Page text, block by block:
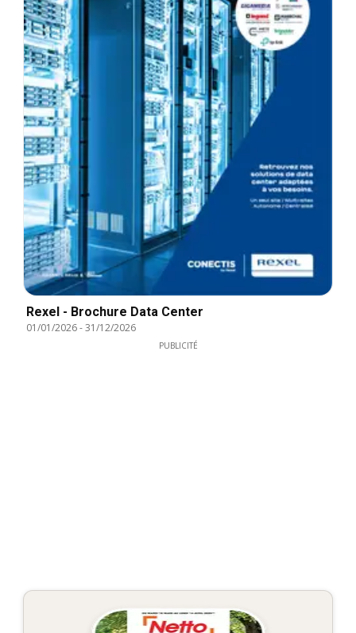
Rexel - Brochure Data Center
01/01/2026-31/12/2026
PUBLICITÉ